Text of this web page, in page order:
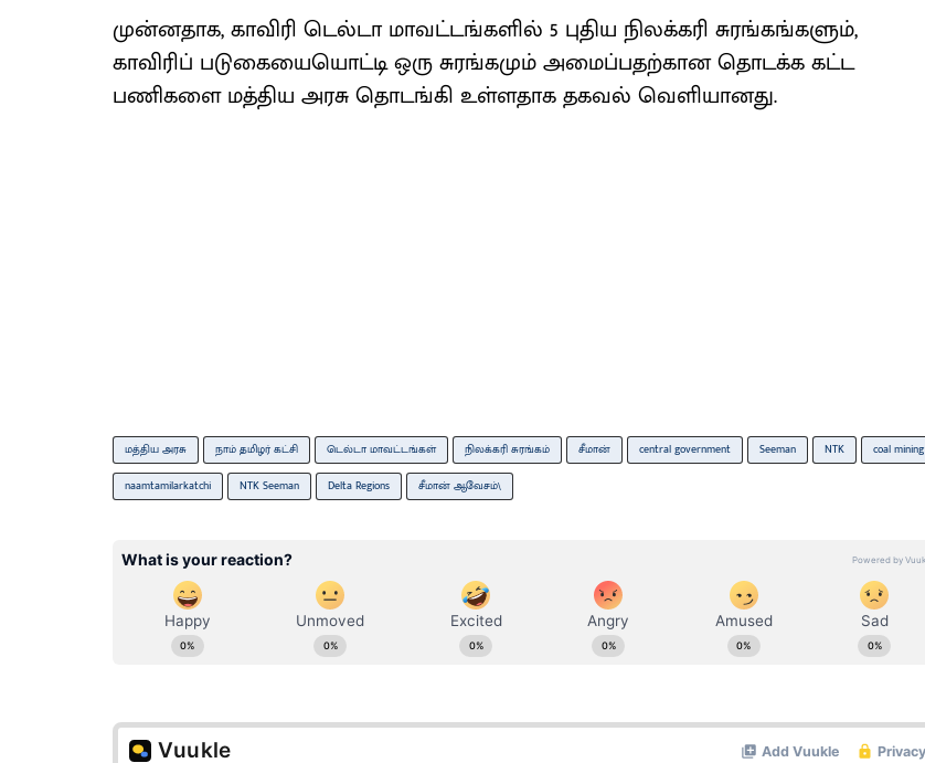
முன்னதாக, காவிரி டெல்டா மாவட்டங்களில் 5 புதிய நிலக்கரி சுரங்கங்களும்,
காவிரிப் படுகையையொட்டி ஒரு சுரங்கமும் அமைப்பதற்கான தொடக்க கட்ட
பணிகளை மத்திய அரசு தொடங்கி உள்ளதாக தகவல் வெளியானது.
மத்திய அரசு நாம் தமிழர் கட்சி டெல்டா மாவட்டங்கள் நிலக்கரி சுரங்கம் சீமான் central government Seeman NTK coal mining
naamtamilarkatchi NTK Seeman Delta Regions சீமான் ஆவேசம்\